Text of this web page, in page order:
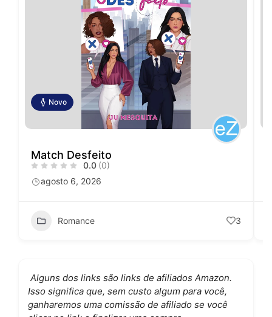
Novo
Match Desfeito
0.0 (0)
agosto 6, 2026
Romance 3
Alguns dos links são links de afiliados Amazon.
Isso significa que, sem custo algum para você,
ganharemos uma comissão de afiliado se você